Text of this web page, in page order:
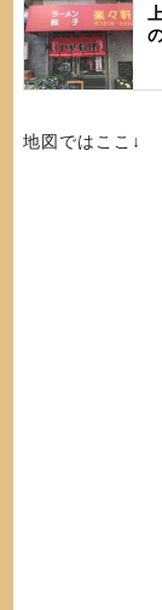
地図ではここ↓